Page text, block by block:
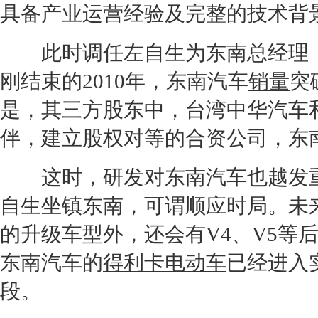
具备产业运营经验及完整的技术
此时调任左自生为东南总经理
刚结束的2010年， 东南汽车销量突
是，其三方股东中，台湾中华汽车
伴，建立股权对等的合资公司， 东
这时，研发对东南汽车也越发
自生坐镇东南，可谓顺应时局。未
的升级车型外，还会有V4、V5等
东南汽车的得利卡电动车已经进入
段。